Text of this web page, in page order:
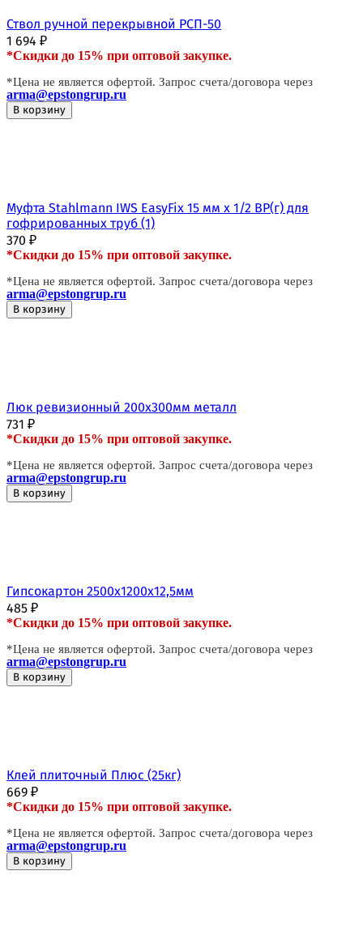
Ствол ручной перекрывной РСП-50
1 694 ₽
*Скидки до 15% при оптовой закупке.
*Цена не является офертой. Запрос счета/договора через
arma@epstongrup.ru
В корзину
Муфта Stahlmann IWS EasyFix 15 мм х 1/2 ВР(г) для
гофрированных труб (1)
370 ₽
*Скидки до 15% при оптовой закупке.
*Цена не является офертой. Запрос счета/договора через
arma@epstongrup.ru
В корзину
Люк ревизионный 200х300мм металл
731 ₽
*Скидки до 15% при оптовой закупке.
*Цена не является офертой. Запрос счета/договора через
arma@epstongrup.ru
В корзину
Гипсокартон 2500х1200х12,5мм
485 ₽
*Скидки до 15% при оптовой закупке.
*Цена не является офертой. Запрос счета/договора через
arma@epstongrup.ru
В корзину
Клей плиточный Плюс (25кг)
669 ₽
*Скидки до 15% при оптовой закупке.
*Цена не является офертой. Запрос счета/договора через
arma@epstongrup.ru
В корзину